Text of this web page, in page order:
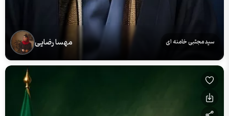
سید مجتبی خامنه ای مهسا رضایی